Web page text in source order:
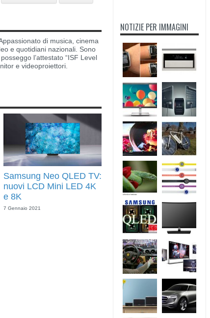
di musica, cinema
e quotidiani nazionali. Sono
l’attestato “ISF Level
e videoproiettori.
Samsung Neo QLED TV:
nuovi LCD Mini LED 4K
e 8K
7 Gennaio 2021
NOTIZIE PER IMMAGINI